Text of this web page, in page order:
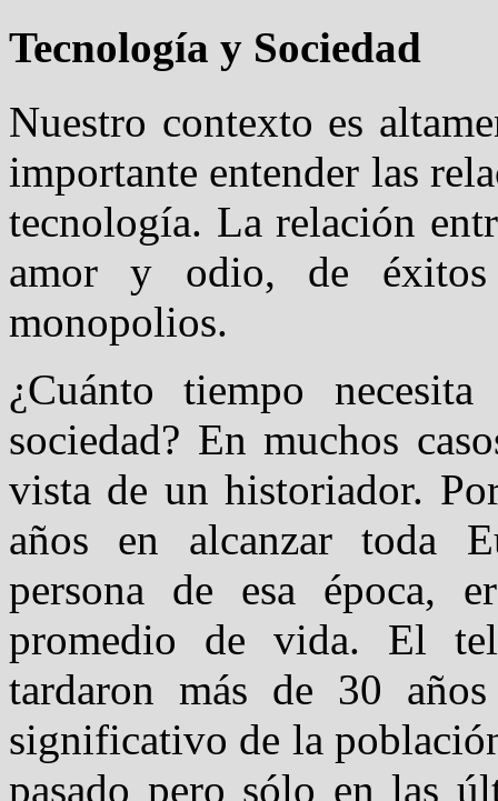
Tecnología y Sociedad
Nuestro contexto es
importante entender las
tecnología. La relación
amor y odio, de
monopolios.
¿Cuánto tiempo
sociedad? En muchos
vista de un historiador.
años en alcanzar toda
persona de esa época,
promedio de vida. El
tardaron más de 30
significativo de la
pasado pero sólo en las